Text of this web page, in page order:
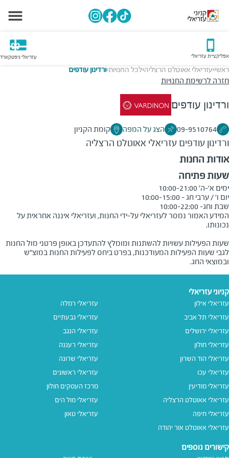
אפליקציית עזריאלי עזריאלי גיפטקארד
ראשי>עזריאלי אאוטלט הרצליה>לכל החנויות>ורדינון עודפים
חזרה לרשימת החנויות
ורדינון עודפים
09-9510764 הצג על המפה קומת הקניון
ורדינון עודפים עזריאלי אאוטלט הרצליה
אודות החנות
שעות פתיחה
שבת וחג- 10:00-22:00
המידע האמור נמסר לעזריאלי על-ידי החנות, ועזריאלי איננה אחראית על
שעות הפעילות עשויות להשתנות ומומלץ להתעדכן באופן פרטני מול החנות
לגבי שעות הפעילות המעודכנות, בפרט ביחס לפעילות החנות במוצ"ש
ובמוצאי החג.
קניוני עזריאלי
עזריאלי אילון
עזריאלי תל אביב
עזריאלי ירושלים
עזריאלי חולון
עזריאלי הוד השרון
עזריאלי עכו
עזריאלי מודיעין
עזריאלי אאוטלט הרצליה
עזריאלי חיפה
עזריאלי אאוטלט אור יהודה
עזריאלי רמלה
עזריאלי גבעתיים
עזריאלי הנגב
עזריאלי רעננה
עזריאלי שרונה
עזריאלי ראשונים
מרכז העסקים חולון
עזריאלי מול הים
עזריאלי טאון
קישורים נוספים